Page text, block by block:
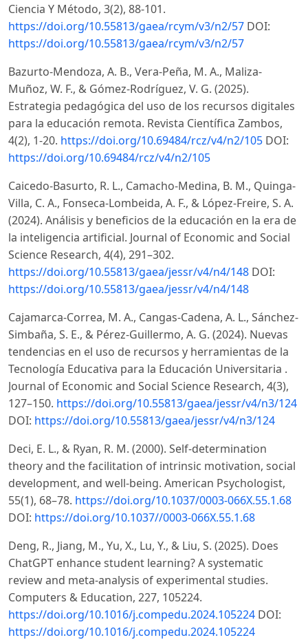
Ciencia Y Método, 3(2), 88-101.
https://doi.org/10.55813/gaea/rcym/v3/n2/57 DOI:
https://doi.org/10.55813/gaea/rcym/v3/n2/57
Bazurto-Mendoza, A. B., Vera-Peña, M. A., Maliza-
Muñoz, W. F., & Gómez-Rodríguez, V. G. (2025).
Estrategia pedagógica del uso de los recursos digitales
para la educación remota. Revista Científica Zambos,
4(2), 1-20. https://doi.org/10.69484/rcz/v4/n2/105 DOI:
https://doi.org/10.69484/rcz/v4/n2/105
Caicedo-Basurto, R. L., Camacho-Medina, B. M., Quinga-
Villa, C. A., Fonseca-Lombeida, A. F., & López-Freire, S. A.
(2024). Análisis y beneficios de la educación en la era de
la inteligencia artificial. Journal of Economic and Social
Science Research, 4(4), 291–302.
https://doi.org/10.55813/gaea/jessr/v4/n4/148 DOI:
https://doi.org/10.55813/gaea/jessr/v4/n4/148
Cajamarca-Correa, M. A., Cangas-Cadena, A. L., Sánchez-
Simbaña, S. E., & Pérez-Guillermo, A. G. (2024). Nuevas
tendencias en el uso de recursos y herramientas de la
Tecnología Educativa para la Educación Universitaria .
Journal of Economic and Social Science Research, 4(3),
127–150. https://doi.org/10.55813/gaea/jessr/v4/n3/124
DOI: https://doi.org/10.55813/gaea/jessr/v4/n3/124
Deci, E. L., & Ryan, R. M. (2000). Self-determination
theory and the facilitation of intrinsic motivation, social
development, and well-being. American Psychologist,
55(1), 68–78. https://doi.org/10.1037/0003-066X.55.1.68
DOI: https://doi.org/10.1037//0003-066X.55.1.68
Deng, R., Jiang, M., Yu, X., Lu, Y., & Liu, S. (2025). Does
ChatGPT enhance student learning? A systematic
review and meta-analysis of experimental studies.
Computers & Education, 227, 105224.
https://doi.org/10.1016/j.compedu.2024.105224 DOI:
https://doi.org/10.1016/j.compedu.2024.105224